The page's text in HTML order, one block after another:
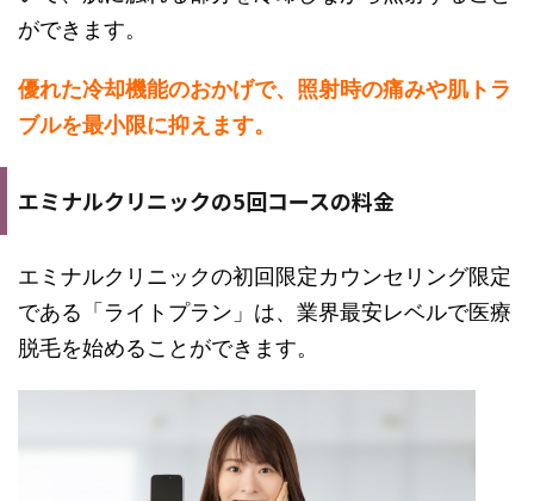
ができます。
優れた冷却機能のおかげで、照射時の痛みや肌トラ
ブルを最小限に抑えます。
エミナルクリニックの5回コースの料金
エミナルクリニックの初回限定カウンセリング限定
である「ライトプラン」は、業界最安レベルで医療
脱毛を始めることができます。